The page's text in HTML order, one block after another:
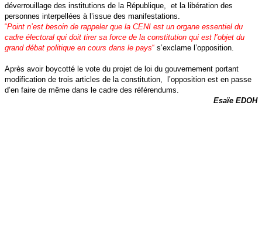
déverrouillage des institutions de la République, et la libération des
personnes interpellées à l’issue des manifestations.
“Point n’est besoin de rappeler que la CENI est un organe essentiel du
cadre électoral qui doit tirer sa force de la constitution qui est l’objet du
grand débat politique en cours dans le pays“ s’exclame l’opposition.
Après avoir boycotté le vote du projet de loi du gouvernement portant
modification de trois articles de la constitution, l’opposition est en passe
d’en faire de même dans le cadre des référendums.
Esaïe EDOH